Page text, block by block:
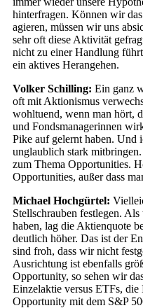
hinterfragen. Können wir
agieren, müssen wir uns
sehr oft diese Aktivität
nicht zu einer Handlung
ein aktives Herangehen.
Volker Schilling: Ein ganz
oft mit Aktionismus
wohltuend, wenn man hört,
und Fondsmanagerinnen
Pike auf gelernt haben. Und
unglaublich stark
zum Thema Opportunities.
Opportunities, außer dass
Michael Hochgürtel:
Stellschrauben festlegen.
haben, lag die Aktienquote
deutlich höher. Das ist der
sind froh, dass wir nicht
Ausrichtung ist ebenfalls
Opportunity, so sehen wir
Einzelaktie versus ETFs, die
Opportunity mit dem S&P